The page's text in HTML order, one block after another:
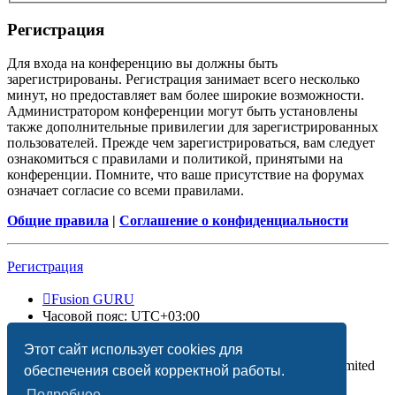
Этот сайт использует cookies для
обеспечения своей корректной работы.
Регистрация
Для входа на конференцию вы должны быть
зарегистрированы. Регистрация занимает всего несколько
минут, но предоставляет вам более широкие возможности.
Администратором конференции могут быть установлены
также дополнительные привилегии для зарегистрированных
пользователей. Прежде чем зарегистрироваться, вам следует
ознакомиться с правилами и политикой, принятыми на
конференции. Помните, что ваше присутствие на форумах
означает согласие со всеми правилами.
Общие правила | Соглашение о конфиденциальности
Регистрация
Fusion GURU
Часовой пояс: UTC+03:00
Создано на основеphpBB® Forum Software © phpBB Limited